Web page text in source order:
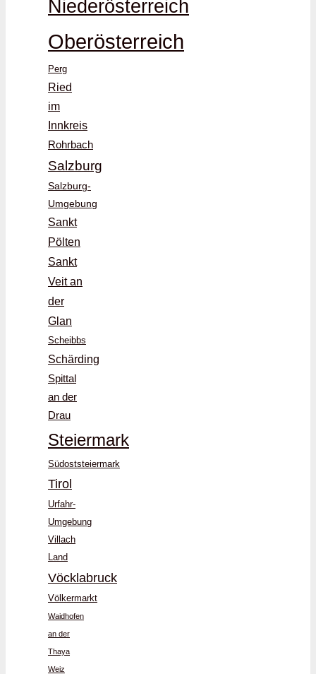
Niederösterreich
Oberösterreich
Perg
Ried
im
Innkreis
Rohrbach
Salzburg
Salzburg-
Umgebung
Sankt
Pölten
Sankt
Veit an
der
Glan
Scheibbs
Schärding
Spittal
an der
Drau
Steiermark
Südoststeiermark
Tirol
Urfahr-
Umgebung
Villach
Land
Vöcklabruck
Völkermarkt
Waidhofen
an der
Thaya
Weiz